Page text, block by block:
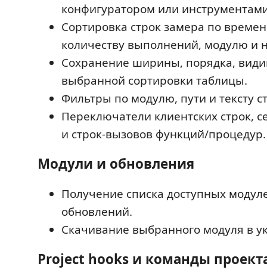
конфигуратором или
Сортировка строк замера по
количеству выполнений, модулю и
Сохранение ширины, порядка,
выбранной сортировки таблицы.
Фильтры по модулю, пути и тексту
Переключатели клиентских строк,
и строк-вызовов функций/процедур.
Модули и обновления
Получение списка доступных
обновлений.
Скачивание выбранного модуля в
Project hooks и команды